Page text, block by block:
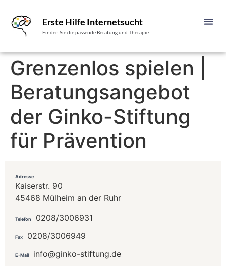
Erste Hilfe Internetsucht
Finden Sie die passende Beratung und Therapie
Grenzenlos spielen |
Beratungsangebot
der Ginko-Stiftung
für Prävention
Adresse
Kaiserstr. 90
45468 Mülheim an der Ruhr
Telefon 0208/3006931
Fax 0208/3006949
E-Mail info@ginko-stiftung.de